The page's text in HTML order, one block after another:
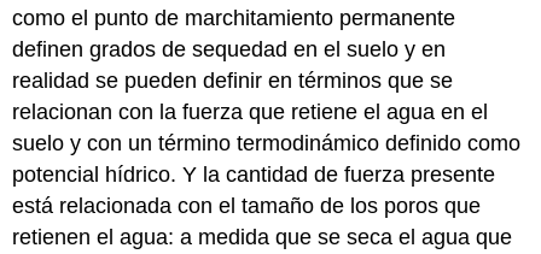
como el punto de marchitamiento permanente
definen grados de sequedad en el suelo y en
realidad se pueden definir en términos que se
relacionan con la fuerza que retiene el agua en el
suelo y con un término termodinámico definido como
potencial hídrico. Y la cantidad de fuerza presente
está relacionada con el tamaño de los poros que
retienen el agua: a medida que se seca el agua que